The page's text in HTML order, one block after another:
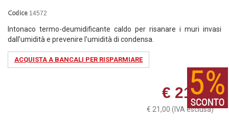
Codice 14572
Intonaco termo-deumidificante caldo per risanare i muri invasi
dall’umidità e prevenire l'umidità di condensa.
ACQUISTA A BANCALI PER RISPARMIARE
€ 21,00
€ 21,00 (IVA esclusa)